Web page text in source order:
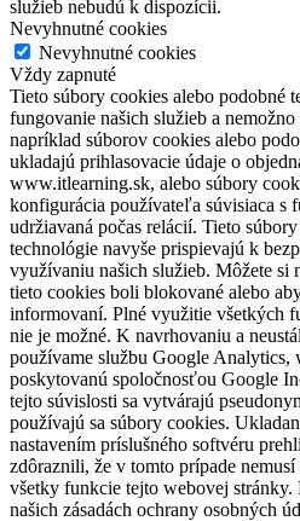
služieb nebudú k dispozícii.
Nevyhnutné cookies
Nevyhnutné cookies
Vždy zapnuté
Tieto súbory cookies alebo podobné
fungovanie našich služieb a
napríklad súborov cookies alebo
ukladajú prihlasovacie údaje o
www.itlearning.sk, alebo súbory
konfigurácia používateľa súvisiaca s
udržiavaná počas relácií. Tieto
technológie navyše prispievajú k
využívaniu našich služieb. Môžete si
tieto cookies boli blokované alebo
informovaní. Plné využitie všetkých
nie je možné. K navrhovaniu a
používame službu Google Analytics,
poskytovanú spoločnosťou Google
tejto súvislosti sa vytvárajú
používajú sa súbory cookies.
nastavením príslušného softvéru
zdôraznili, že v tomto prípade
všetky funkcie tejto webovej stránky.
našich zásadách ochrany osobných